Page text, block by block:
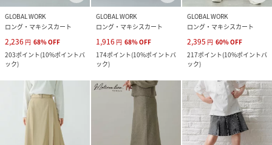
GLOBAL WORK
ロング・マキシスカート
2,236 円 68%OFF
203ポイント(10%ポイントバ
ック)
GLOBAL WORK
ロング・マキシスカート
1,916 円 68%OFF
174ポイント(10%ポイントバ
ック)
GLOBAL WORK
ロング・マキシスカート
2,395 円 60%OFF
217ポイント(10%ポイントバ
ック)